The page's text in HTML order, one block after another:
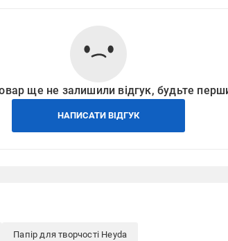
ще не залишили відгук, будьте
НАПИСАТИ ВІДГУК
Папір для творчості Heyda